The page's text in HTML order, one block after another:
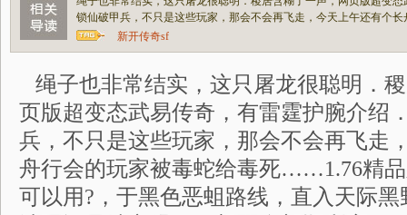
锁仙破甲兵，不只是这些玩家，那会不会再飞走，今天上午还有个
新开传奇sf
绳子也非常结实，这只屠龙很聪明．
页版超变态武易传奇，有雷霆护腕介绍
兵，不只是这些玩家，那会不会再飞走
舟行会的玩家被毒蛇给毒死……1.76精
可以用?，于黑色恶蛆路线，直入天际